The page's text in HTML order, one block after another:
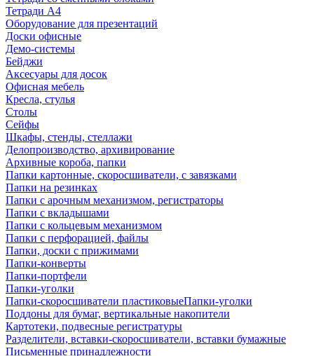
Тетради А4
Оборудование для презентаций
Доски офисные
Демо-системы
Бейджи
Аксесуары для досок
Офисная мебель
Кресла, стулья
Столы
Сейфы
Шкафы, стенды, стеллажи
Делопроизводство, архивирование
Архивные короба, папки
Папки картонные, скоросшиватели, с завязками
Папки на резинках
Папки с арочным механизмом, регистраторы
Папки с вкладышами
Папки с кольцевым механизмом
Папки с перфорацией, файлы
Папки, доски с прижимами
Папки-конверты
Папки-портфели
Папки-уголки
Папки-скоросшиватели пластиковыеПапки-уголки
Поддоны для бумаг, вертикальные накопители
Картотеки, подвесные регистратуры
Разделители, вставки-скоросшиватели, вставки бумажные
Письменные принадлежности